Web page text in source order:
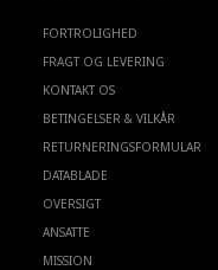
FORTROLIGHED
FRAGT OG LEVERING
KONTAKT OS
BETINGELSER & VILKÅR
RETURNERINGSFORMULAR
DATABLADE
OVERSIGT
ANSATTE
MISSION